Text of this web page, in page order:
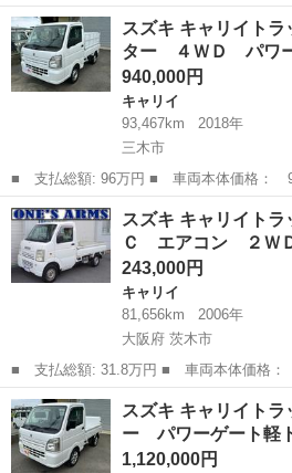
名： スズキ ■ 車種名： キャリイトラ
冷車 ０．３５Ｔ ＡＴ ガソリン 荷台
５ 車両...
兵庫 明石市 キャリイ
スズキ キャリイト
ター ４ＷＤ パワ
940,000円
キャリイ
93,467km
2018年
三木市
■ 支払総額: 96万円 ■ 車両本体価格： 940,000 円 ■ メーカー
名： スズキ ■ 車種名： キャリイト
テールゲートリフター ４ＷＤ パワー
ドライブレコーダ...
兵庫 三木市 キャリイ
スズキ キャリイト
Ｃ エアコン ２Ｗ
243,000円
キャリイ
81,656km
2006年
大阪府 茨木市
■ 支払総額: 31.8万円 ■ 車両本体価格： 243,000 円 ■ メーカー
名： スズキ ■ 車種名： キャリイトラ
ースグレード ＫＣ エアコン ２ＷＤ
■...
大阪 茨木市 キャリイ
スズキ キャリイト
ー パワーゲート
1,120,000円